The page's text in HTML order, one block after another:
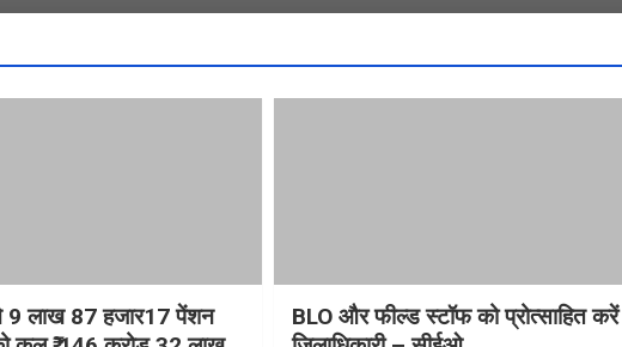
9 लाख 87 हजार17 पेंशन
BLO और फील्ड स्टॉफ को प्रोत्साहित करें